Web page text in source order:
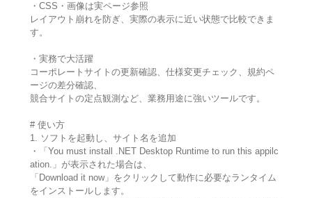
・CSS・画像は実ページ参照
レイアウト崩れを防ぎ、実際の表示に近い状態で比較できま
す。
・実務で大活躍
コーポレートサイトの更新確認、仕様変更チェック、規約ペ
ージの差分確認、
競合サイトの定点観測など、業務用途に強いツールです。
# 使い方
1. ソフトを起動し、サイト名を追加
・「You must install .NET Desktop Runtime to run this appilc
ation.」が表示された場合は、
「Download it now」をクリックして動作に必要なランタイム
をインストールします。